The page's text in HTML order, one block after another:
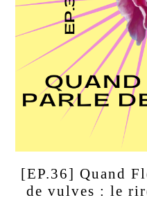
[EP.36] Quand
de vulves : le